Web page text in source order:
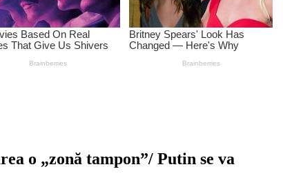
o „zonă tampon”/ Putin se va